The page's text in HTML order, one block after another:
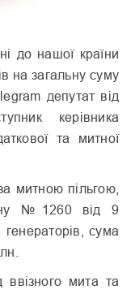
до нашої країни
на загальну суму
депутат від
керівника
та митної
митною пільгою,
№1260 від 9
сума
ввізного мита та